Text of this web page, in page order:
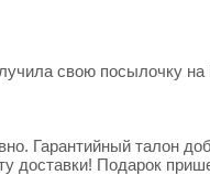
свою посылочку
Гарантийный талон
доставки! Подарок